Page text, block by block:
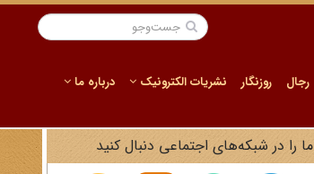
رجال روزنگار نشریات الکترونیک درباره ما
ما را در شبکه‌های اجتماعی دنبال کنید